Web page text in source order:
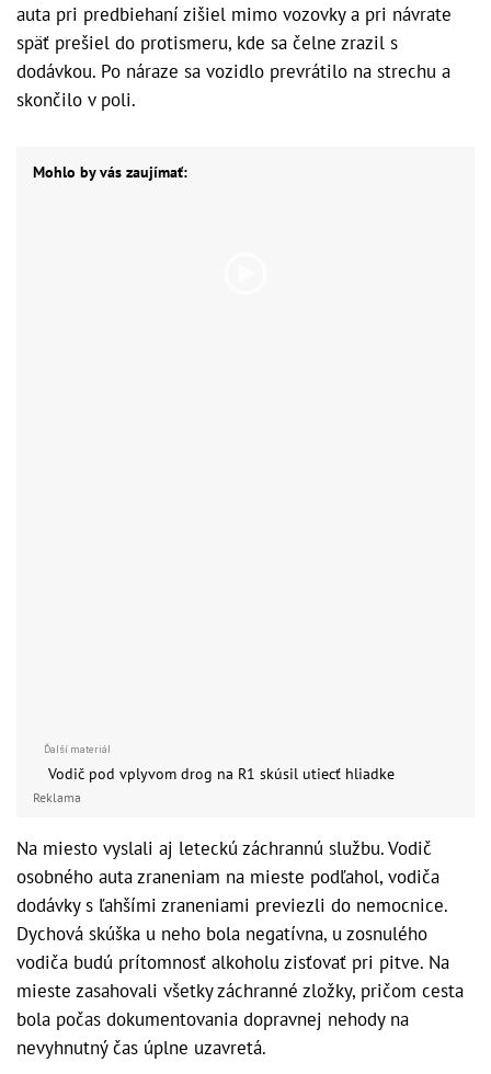
auta pri predbiehaní zišiel mimo vozovky a pri návrate
späť prešiel do protismeru, kde sa čelne zrazil s
dodávkou. Po náraze sa vozidlo prevrátilo na strechu a
skončilo v poli.
Mohlo by vás zaujímať:
Reklama
Na miesto vyslali aj leteckú záchrannú službu. Vodič
osobného auta zraneniam na mieste podľahol, vodiča
dodávky s ľahšími zraneniami previezli do nemocnice.
Dychová skúška u neho bola negatívna, u zosnulého
vodiča budú prítomnosť alkoholu zisťovať pri pitve. Na
mieste zasahovali všetky záchranné zložky, pričom cesta
bola počas dokumentovania dopravnej nehody na
nevyhnutný čas úplne uzavretá.